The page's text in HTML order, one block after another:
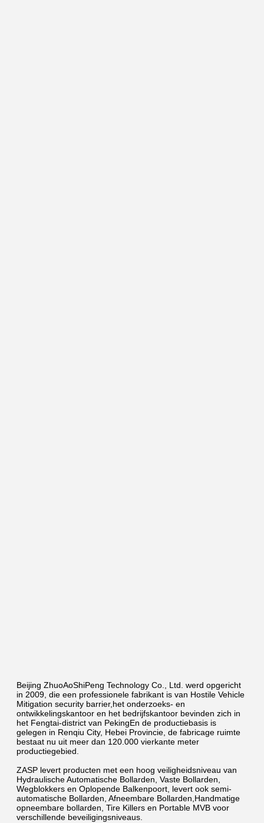
Beijing ZhuoAoShiPeng Technology Co., Ltd. werd opgericht
in 2009, die een professionele fabrikant is van Hostile Vehicle
Mitigation security barrier,het onderzoeks- en
ontwikkelingskantoor en het bedrijfskantoor bevinden zich in
het Fengtai-district van PekingEn de productiebasis is
gelegen in Renqiu City, Hebei Provincie, de fabricage ruimte
bestaat nu uit meer dan 120.000 vierkante meter
productiegebied.
ZASP levert producten met een hoog veiligheidsniveau van
Hydraulische Automatische Bollarden, Vaste Bollarden,
Wegblokkers en Oplopende Balkenpoort, levert ook semi-
automatische Bollarden, Afneembare Bollarden,Handmatige
opneembare bollarden, Tire Killers en Portable MVB voor
verschillende beveiligingsniveaus.